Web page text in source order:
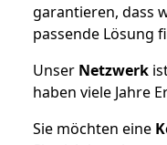
garantieren, dass
passende Lösung
Unser Netzwerk
haben viele Jahre
Sie möchten eine